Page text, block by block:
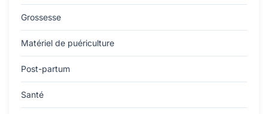
Grossesse
Matériel de puériculture
Post-partum
Santé